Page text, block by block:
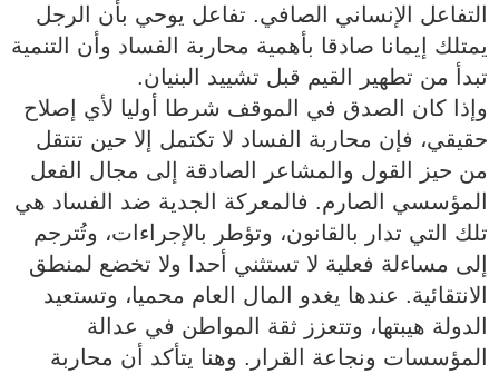
التفاعل الإنساني الصافي. تفاعل يوحي بأن الرجل
يمتلك إيمانا صادقا بأهمية محاربة الفساد وأن التنمية
تبدأ من تطهير القيم قبل تشييد البنيان.
وإذا كان الصدق في الموقف شرطا أوليا لأي إصلاح
حقيقي، فإن محاربة الفساد لا تكتمل إلا حين تنتقل
من حيز القول والمشاعر الصادقة إلى مجال الفعل
المؤسسي الصارم. فالمعركة الجدية ضد الفساد هي
تلك التي تدار بالقانون، وتؤطر بالإجراءات، وتُترجم
إلى مساءلة فعلية لا تستثني أحدا ولا تخضع لمنطق
الانتقائية. عندها يغدو المال العام محميا، وتستعيد
الدولة هيبتها، وتتعزز ثقة المواطن في عدالة
المؤسسات ونجاعة القرار. وهنا يتأكد أن محاربة